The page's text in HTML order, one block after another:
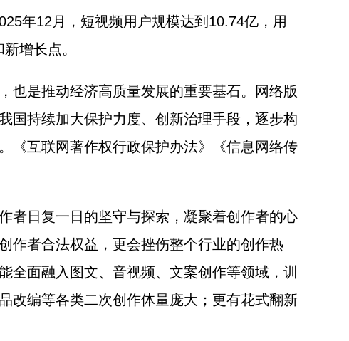
年12月，短视频用户规模达到10.74亿，用
增长点。
是推动经济高质量发展的重要基石。网络版
国持续加大保护力度、创新治理手段，逐步构
《互联网著作权行政保护办法》《信息网络传
日复一日的坚守与探索，凝聚着创作者的心
作者合法权益，更会挫伤整个行业的创作热
全面融入图文、音视频、文案创作等领域，训
改编等各类二次创作体量庞大；更有花式翻新